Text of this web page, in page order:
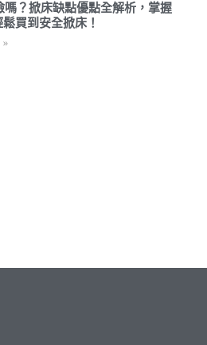
嗎？掀床缺點優點全解析，掌握
買到安全掀床！
»